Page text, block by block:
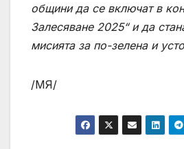
общини да се включат в
Залесяване 2025“ и да
мисията за по-зелена и
/МЯ/